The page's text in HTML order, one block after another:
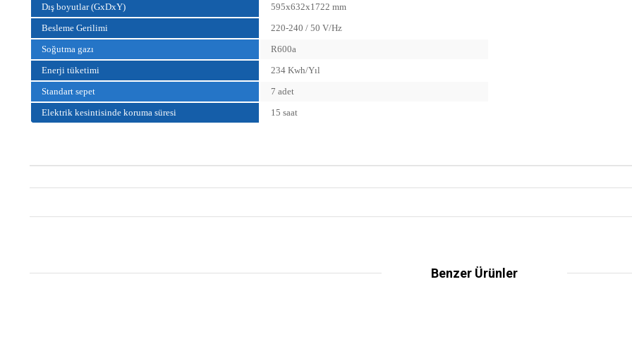
Dış boyutlar (GxDxY)
595x632x1722 mm
Besleme Gerilimi
220-240 / 50 V/Hz
Soğutma gazı
R600a
Enerji tüketimi
234 Kwh/Yıl
Standart sepet
7 adet
Elektrik kesintisinde koruma süresi
15 saat
Benzer Ürünler